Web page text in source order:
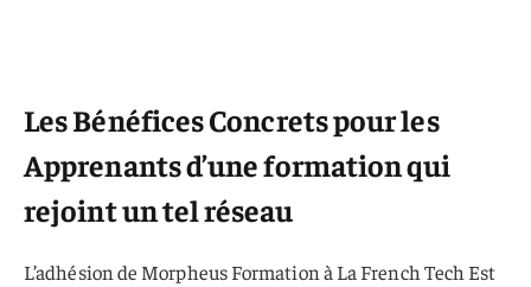
Les Bénéfices Concrets pour les
Apprenants d’une formation qui
rejoint un tel réseau
L’adhésion de Morpheus Formation à La French Tech Est